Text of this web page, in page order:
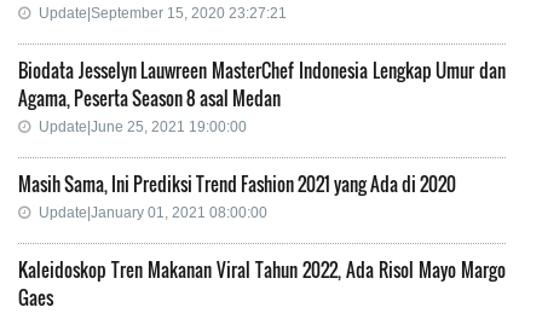
Update|September 15, 2020 23:27:21
Biodata Jesselyn Lauwreen MasterChef Indonesia Lengkap Umur dan
Agama, Peserta Season 8 asal Medan
Update|June 25, 2021 19:00:00
Masih Sama, Ini Prediksi Trend Fashion 2021 yang Ada di 2020
Update|January 01, 2021 08:00:00
Kaleidoskop Tren Makanan Viral Tahun 2022, Ada Risol Mayo Margo
Gaes